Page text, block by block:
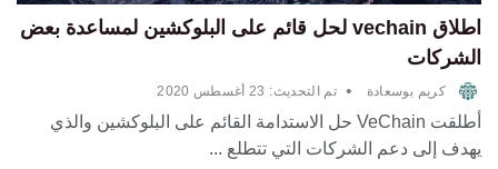
اطلاق vechain لحل قائم على البلوكشين لمساعدة بعض
الشركات
كريم بوسعادة • تم التحديث: 23 أغسطس 2020
أطلقت VeChain حل الاستدامة القائم على البلوكشين والذي
يهدف إلى دعم الشركات التي تتطلع ...